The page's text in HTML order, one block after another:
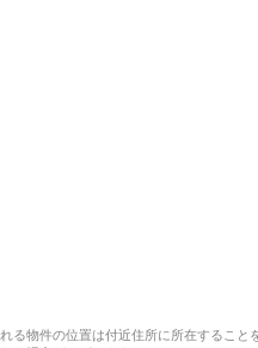
る物件の位置は付近住所に所在すること